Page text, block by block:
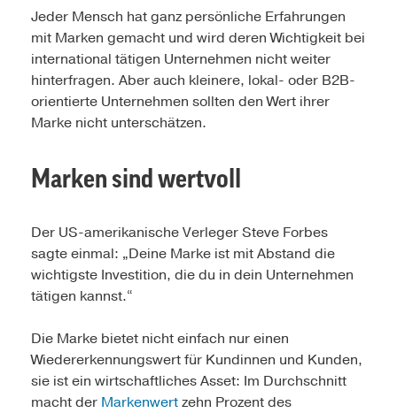
Jeder Mensch hat ganz persönliche Erfahrungen
mit Marken gemacht und wird deren Wichtigkeit bei
international tätigen Unternehmen nicht weiter
hinterfragen. Aber auch kleinere, lokal- oder B2B-
orientierte Unternehmen sollten den Wert ihrer
Marke nicht unterschätzen.
Marken sind wertvoll
Der US-amerikanische Verleger Steve Forbes
sagte einmal: „Deine Marke ist mit Abstand die
wichtigste Investition, die du in dein Unternehmen
tätigen kannst.“
Die Marke bietet nicht einfach nur einen
Wiedererkennungswert für Kundinnen und Kunden,
sie ist ein wirtschaftliches Asset: Im Durchschnitt
macht der Markenwertzehn Prozent des